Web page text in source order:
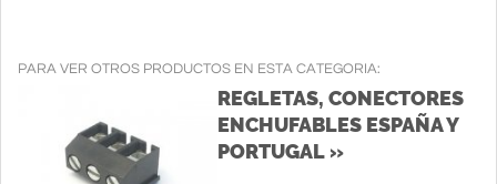
PARA VER OTROS PRODUCTOS EN ESTA CATEGORIA:
REGLETAS, CONECTORES
ENCHUFABLES ESPAÑA Y
PORTUGAL »